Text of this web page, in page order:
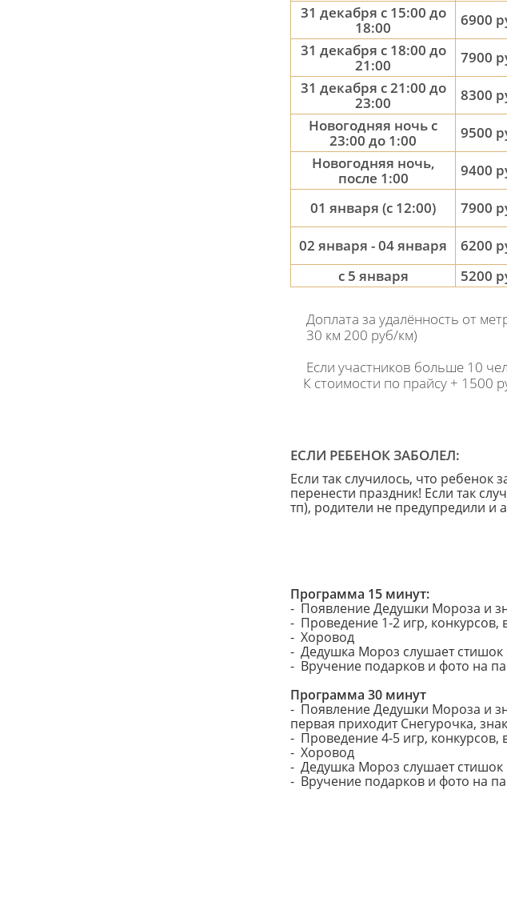
31 декабря с 15:00 до
18:00
6900
31 декабря с 18:00 до
21:00
7900
31 декабря с 21:00 до
23:00
8300
Новогодняя ночь с
23:00 до 1:00
9500
Новогодняя ночь,
после 1:00
9400
01 января (с 12:00) 7900
02 января - 04 января 6200
с 5 января
5200
Доплата за удалённость от
30 км 200 руб/км)
Если участников больше 10
К стоимости по прайсу + 1500
ЕСЛИ РЕБЕНОК ЗАБОЛЕЛ:
Если так случилось, что ребенок
перенести праздник! Если так
тп), родители не предупредили и
Программа 15 минут:
- Появление Дедушки Мороза и
- Проведение 1-2 игр, конкурсов,
- Хоровод
- Дедушка Мороз слушает стишок
- Вручение подарков и фото на
Программа 30 минут
- Появление Дедушки Мороза и
первая приходит Снегурочка,
- Проведение 4-5 игр, конкурсов,
- Хоровод
- Дедушка Мороз слушает стишок
- Вручение подарков и фото на